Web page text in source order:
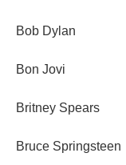
Bob Dylan
Bon Jovi
Britney Spears
Bruce Springsteen